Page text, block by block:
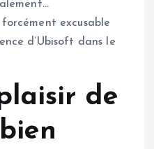
forcément excusable
d’Ubisoft dans le
de